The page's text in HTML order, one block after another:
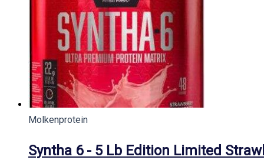
Molkenprotein
Syntha 6 - 5 Lb Edition Limited